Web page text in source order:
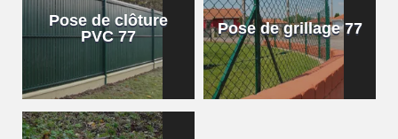
Pose de clôture
PVC 77
Pose de grillage 77